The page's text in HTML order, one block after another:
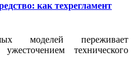
как техрегламент
моделей переживает
технического